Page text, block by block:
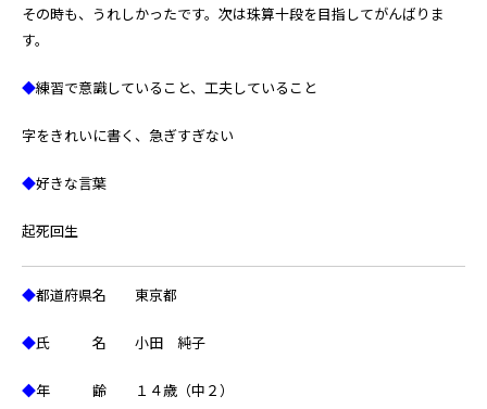
その時も、うれしかったです。次は珠算十段を目指してがんばりま
す。
◆練習で意識していること、工夫していること
字をきれいに書く、急ぎすぎない
◆好きな言葉
起死回生
◆都道府県名 東京都
◆氏 名 小田 純子
◆年 齢 １４歳（中２）